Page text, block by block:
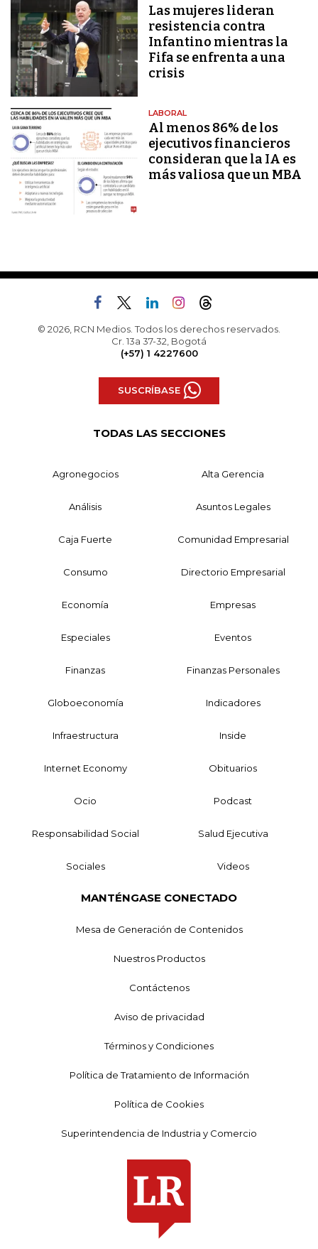
Las mujeres lideran
resistencia contra
Infantino mientras la
Fifa se enfrenta a una
crisis
LABORAL
Al menos 86% de los
ejecutivos financieros
consideran que la IA es
más valiosa que un MBA
© 2026, RCN Medios. Todos los derechos reservados.
Cr. 13a 37-32, Bogotá
(+57) 1 4227600
SUSCRÍBASE
TODAS LAS SECCIONES
Agronegocios Alta Gerencia
Análisis Asuntos Legales
Caja Fuerte Comunidad Empresarial
Consumo Directorio Empresarial
Economía Empresas
Especiales Eventos
Finanzas Finanzas Personales
Globoeconomía Indicadores
Infraestructura Inside
Internet Economy Obituarios
Ocio Podcast
Responsabilidad Social Salud Ejecutiva
Sociales Videos
MANTÉNGASE CONECTADO
Mesa de Generación de Contenidos
Nuestros Productos
Contáctenos
Aviso de privacidad
Términos y Condiciones
Política de Tratamiento de Información
Política de Cookies
Superintendencia de Industria y Comercio